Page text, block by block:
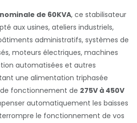
de 60KVA, ce stabilisateur
aux usines, ateliers industriels,
administratifs, systèmes de
moteurs électriques, machines
automatisées et autres
une alimentation triphasée
fonctionnement de 275V à 450V
automatiquement les baisses
le fonctionnement de vos